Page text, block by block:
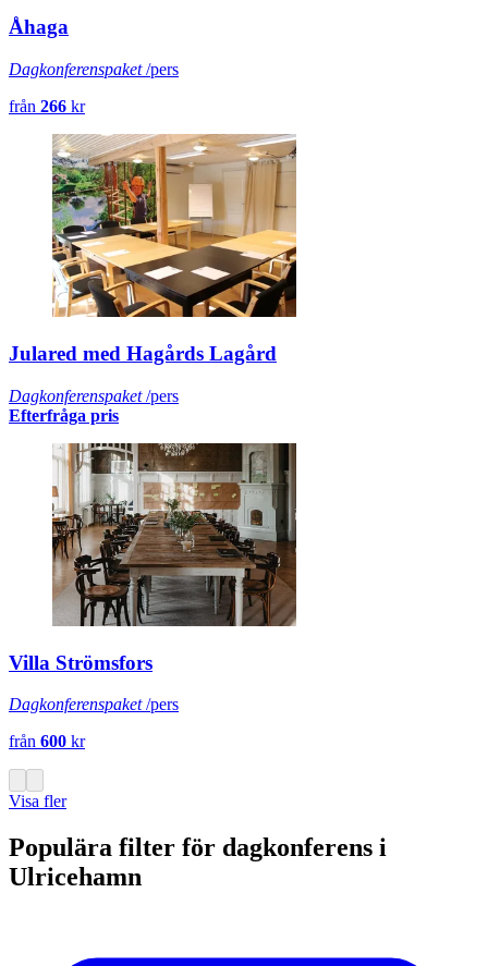
Åhaga
Dagkonferenspaket/pers
från 266 kr
Julared med Hagårds Lagård
Dagkonferenspaket/pers
Efterfråga pris
Villa Strömsfors
Dagkonferenspaket/pers
från 600 kr
Visa fler
Populära filter för dagkonferens i
Ulricehamn